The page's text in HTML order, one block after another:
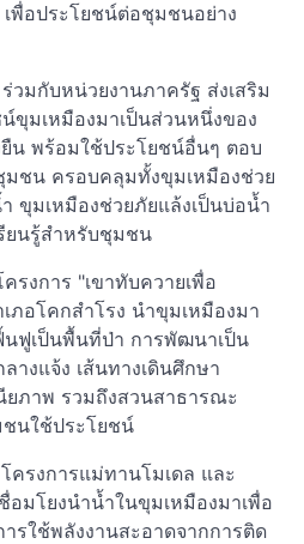
พื่อประโยชน์ต่อชุมชนอย่าง
วมกับหน่วยงานภาครัฐ ส่งเสริม
ขุมเหมืองมาเป็นส่วนหนึ่งของ
น พร้อมใช้ประโยชน์อื่นๆ ตอบ
มชน ครอบคลุมทั้งขุมเหมืองช่วย
ขุมเหมืองช่วยภัยแล้งเป็นบ่อน้ำ
ยนรู้สำหรับชุมชน
รงการ "เขาทับควายเพื่อ
ภอโคกสำโรง นำขุมเหมืองมา
ฟูเป็นพื้นที่ป่า การพัฒนาเป็น
างแจ้ง เส้นทางเดินศึกษา
ภาพ รวมถึงสวนสาธารณะ
นใช้ประโยชน์
ครงการแม่ทานโมเดล และ
อมโยงนำน้ำในขุมเหมืองมาเพื่อ
รใช้พลังงานสะอาดจากการติด